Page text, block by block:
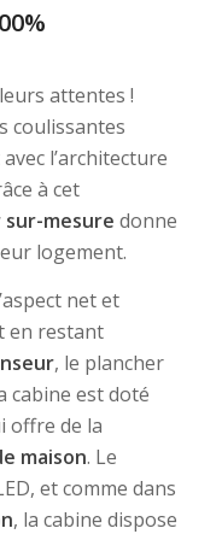
attentes !
coulissantes
l’architecture
à cet
sur-mesure donne
logement.
net et
en restant
, le plancher
cabine est doté
offre de la
maison. Le
et comme dans
, la cabine dispose